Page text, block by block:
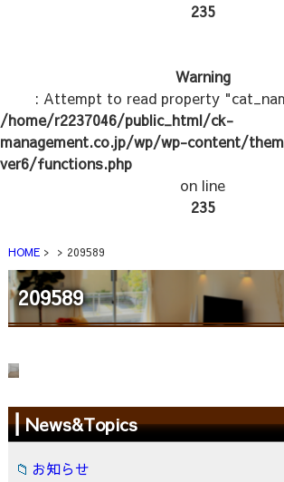
235
Warning
: Attempt to read property
/home/r2237046/public_html/ck-
management.co.jp/wp/wp-content/
ver6/functions.php
on line
235
HOME 209589
209589
News&Topics
お知らせ